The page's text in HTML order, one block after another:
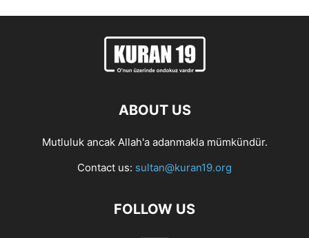
ABOUT US
Mutluluk ancak Allah'a adanmakla mümkündür.
Contact us: sultan@kuran19.org
FOLLOW US